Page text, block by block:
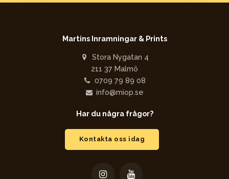
Martins Inramningar & Prints
Stora Nygatan 4
211 37 Malmö
0709 79 89 08
info@miop.se
Har du några frågor?
Kontakta oss idag